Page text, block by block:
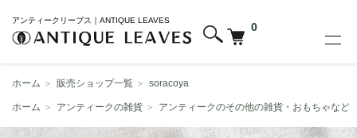
アンティークリーブス｜ANTIQUE LEAVES
0
ホーム ＞ 販売ショップ一覧 ＞ soracoya
ホーム ＞ アンティークの雑貨 ＞ アンティークのその他の雑貨・おもちゃなど